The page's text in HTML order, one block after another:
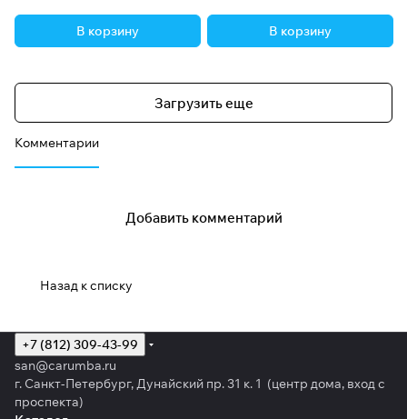
В корзину В корзину
Загрузить еще
Комментарии
Добавить комментарий
Назад к списку
+7 (812) 309-43-99
san@carumba.ru
г. Санкт-Петербург, Дунайский пр. 31 к. 1 (центр дома, вход с
проспекта)